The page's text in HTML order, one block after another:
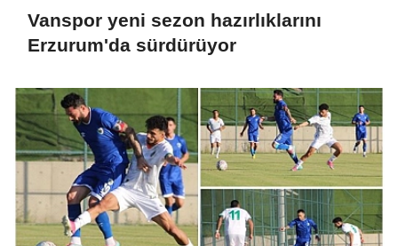
Vanspor yeni sezon hazırlıklarını
Erzurum'da sürdürüyor